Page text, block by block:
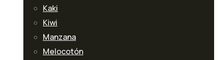
Kaki
Kiwi
Manzana
Melocotón